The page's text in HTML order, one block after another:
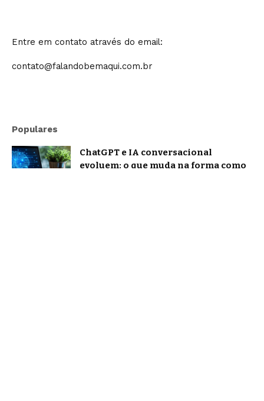
Entre em contato através do email:
contato@falandobemaqui.com.br
Populares
ChatGPT e IA conversacional
evoluem: o que muda na forma como